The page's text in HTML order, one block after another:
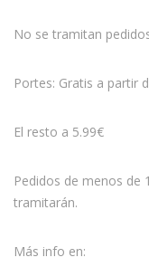
No se tramitan
Portes: Gratis a partir
El resto a 5.99€
Pedidos de menos de
tramitarán.
Más info en: